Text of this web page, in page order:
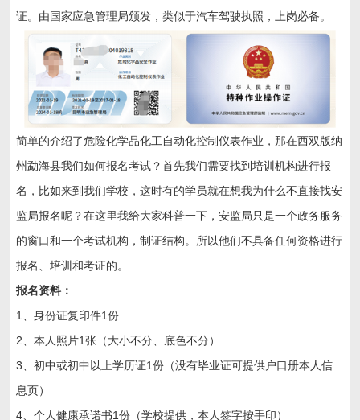
证。由国家应急管理局颁发，类似于汽车驾驶执照，上岗必备。
简单的介绍了危险化学品化工自动化控制仪表作业，那在西双版纳
州勐海县我们如何报名考试？首先我们需要找到培训机构进行报
名，比如来到我们学校，这时有的学员就在想我为什么不直接找安
监局报名呢？在这里我给大家科普一下，安监局只是一个政务服务
的窗口和一个考试机构，制证结构。所以他们不具备任何资格进行
报名、培训和考证的。
报名资料：
1、身份证复印件1份
2、本人照片1张（大小不分、底色不分）
3、初中或初中以上学历证1份（没有毕业证可提供户口册本人信
息页）
4、个人健康承诺书1份（学校提供，本人签字按手印）